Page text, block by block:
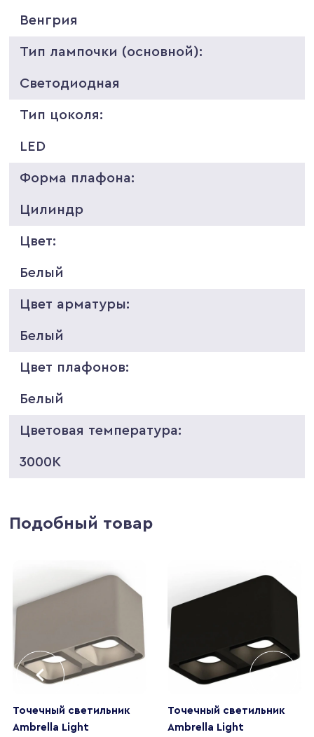
Венгрия
Тип лампочки (основной):
Светодиодная
Тип цоколя:
LED
Форма плафона:
Цилиндр
Цвет:
Белый
Цвет арматуры:
Белый
Цвет плафонов:
Белый
Цветовая температура:
3000K
Подобный товар
Точечный светильник
Ambrella Light
Точечный светильник
Ambrella Light